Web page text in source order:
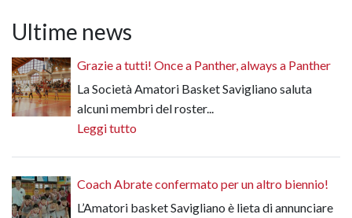
Ultime news
Grazie a tutti! Once a Panther, always a Panther
La Società Amatori Basket Savigliano saluta
alcuni membri del roster...
Leggi tutto
Coach Abrate confermato per un altro biennio!
L’Amatori basket Savigliano è lieta di annunciare